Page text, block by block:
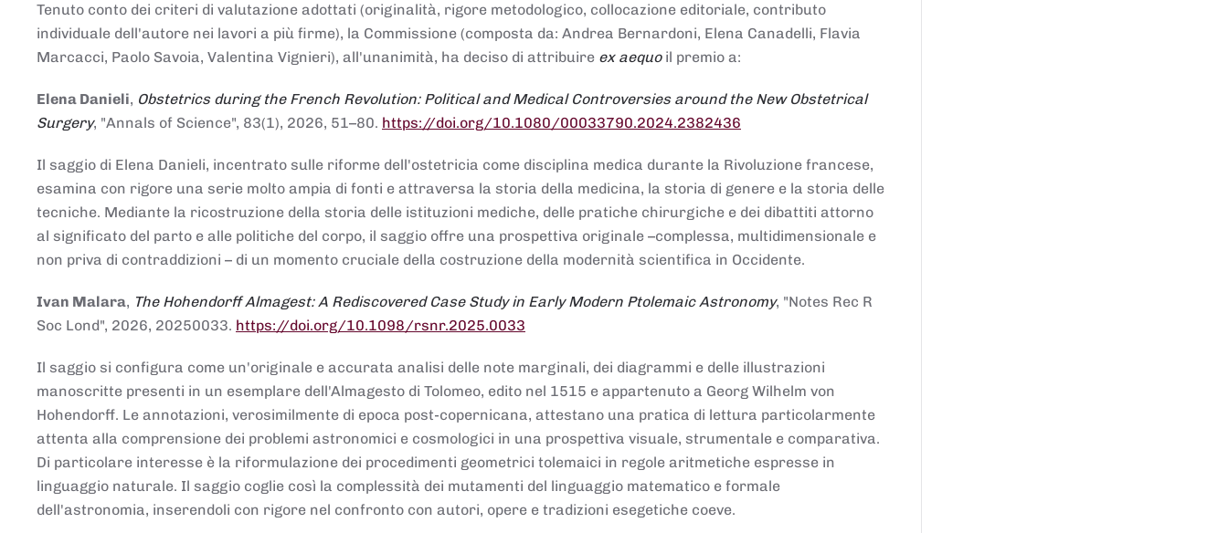
Tenuto conto dei criteri di valutazione adottati (originalità, rigore metodologico, collocazione editoriale, contributo
individuale dell'autore nei lavori a più firme), la Commissione (composta da: Andrea Bernardoni, Elena Canadelli, Flavia
Marcacci, Paolo Savoia, Valentina Vignieri), all'unanimità, ha deciso di attribuire ex aequoil premio a:
Elena Danieli, Obstetrics during the French Revolution: Political and Medical Controversies around the New Obstetrical
Surgery, "Annals of Science", 83(1), 2026, 51–80. https://doi.org/10.1080/00033790.2024.2382436
Il saggio di Elena Danieli, incentrato sulle riforme dell'ostetricia come disciplina medica durante la Rivoluzione francese,
esamina con rigore una serie molto ampia di fonti e attraversa la storia della medicina, la storia di genere e la storia delle
tecniche. Mediante la ricostruzione della storia delle istituzioni mediche, delle pratiche chirurgiche e dei dibattiti attorno
al significato del parto e alle politiche del corpo, il saggio offre una prospettiva originale –complessa, multidimensionale e
non priva di contraddizioni – di un momento cruciale della costruzione della modernità scientifica in Occidente.
Ivan Malara, The Hohendorff Almagest: A Rediscovered Case Study in Early Modern Ptolemaic Astronomy, "Notes Rec R
Soc Lond", 2026, 20250033. https://doi.org/10.1098/rsnr.2025.0033
Il saggio si configura come un'originale e accurata analisi delle note marginali, dei diagrammi e delle illustrazioni
manoscritte presenti in un esemplare dell'Almagesto di Tolomeo, edito nel 1515 e appartenuto a Georg Wilhelm von
Hohendorff. Le annotazioni, verosimilmente di epoca post-copernicana, attestano una pratica di lettura particolarmente
attenta alla comprensione dei problemi astronomici e cosmologici in una prospettiva visuale, strumentale e comparativa.
Di particolare interesse è la riformulazione dei procedimenti geometrici tolemaici in regole aritmetiche espresse in
linguaggio naturale. Il saggio coglie così la complessità dei mutamenti del linguaggio matematico e formale
dell'astronomia, inserendoli con rigore nel confronto con autori, opere e tradizioni esegetiche coeve.